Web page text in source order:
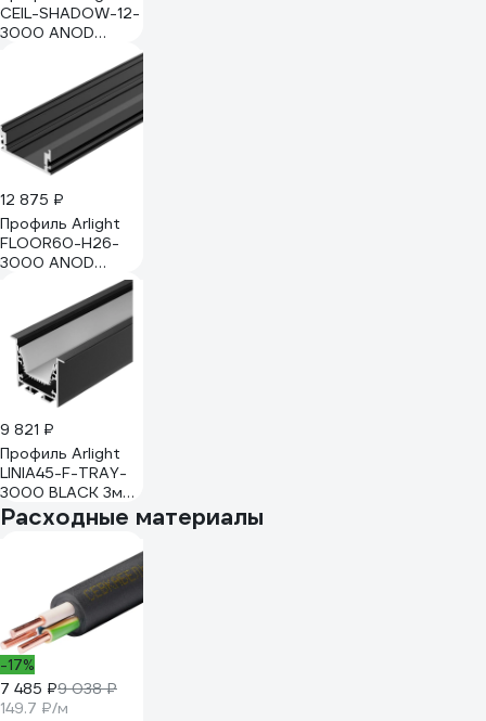
СEIL-SHADOW-12-
3000 ANOD
BLACK 3 м 052228
12 875 ₽
Профиль Arlight
FLOOR60-H26-
3000 ANOD
BLACK 3м 046414
9 821 ₽
Профиль Arlight
LINIA45-F-TRAY-
3000 BLACK 3м
062242
Расходные материалы
-17%
7 485 ₽9 038 ₽
149.7 ₽/м